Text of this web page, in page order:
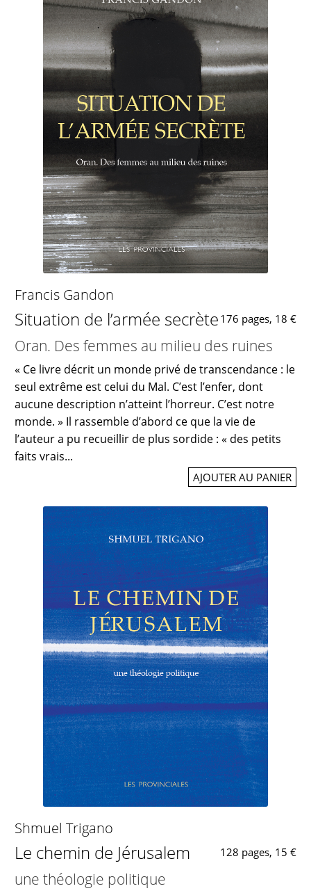
Francis Gandon
Situation de l’armée secrète 176 pages, 18 €
Oran. Des femmes au milieu des ruines
« Ce livre décrit un monde privé de transcendance : le
seul extrême est celui du Mal. C’est l’enfer, dont
aucune description n’atteint l’horreur. C’est notre
monde. » Il rassemble d’abord ce que la vie de
l’auteur a pu recueillir de plus sordide : « des petits
faits vrais...
AJOUTER AU PANIER
Shmuel Trigano
Le chemin de Jérusalem 128 pages, 15 €
une théologie politique